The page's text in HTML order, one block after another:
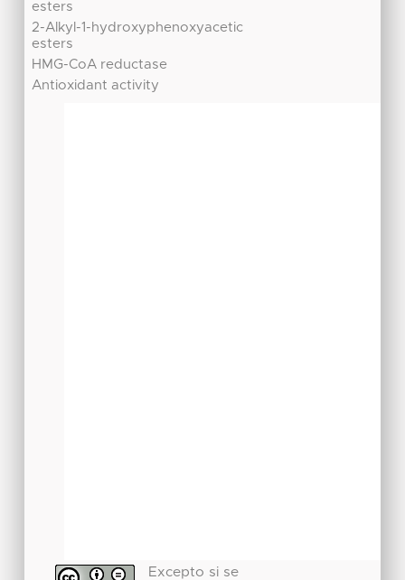
esters
2-Alkyl-1-hydroxyphenoxyacetic
esters
HMG-CoA reductase
Antioxidant activity
Excepto si se